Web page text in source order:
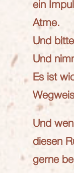
ein
Atme.
Und
Und
Es ist
Und
diesen
gerne